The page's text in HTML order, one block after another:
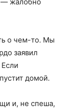
— жалобно
о чем-то. Мы
заявил
домой.
и, не спеша,